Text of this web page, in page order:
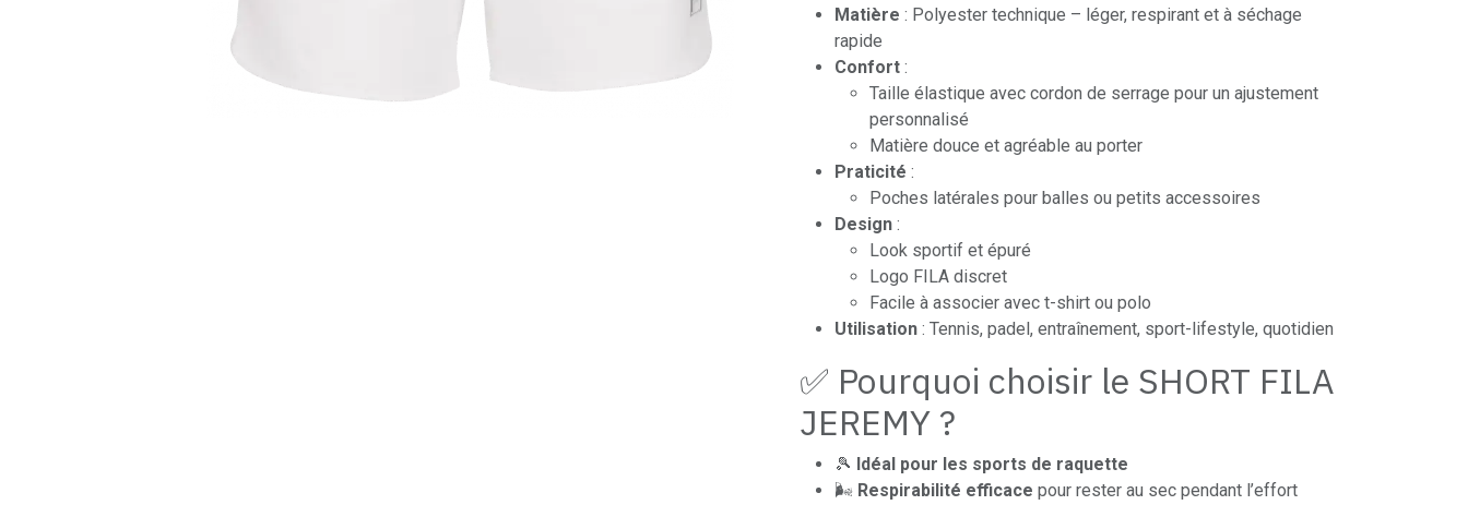
Matière : Polyester technique – léger, respirant et à séchage
rapide
Confort :
Taille élastique avec cordon de serrage pour un ajustement
personnalisé
Matière douce et agréable au porter
Praticité :
Poches latérales pour balles ou petits accessoires
Design :
Look sportif et épuré
Logo FILA discret
Facile à associer avec t-shirt ou polo
Utilisation : Tennis, padel, entraînement, sport-lifestyle, quotidien
✅ Pourquoi choisir le SHORT FILA
JEREMY ?
🎾 Idéal pour les sports de raquette
🌬️ Respirabilité efficace pour rester au sec pendant l’effort